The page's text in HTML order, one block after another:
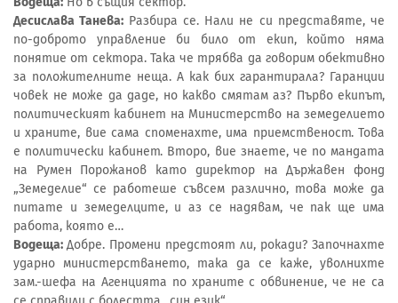
Десислава Танева: Разбира се. Нали не си представяте, че
по-доброто управление би било от екип, който няма
понятие от сектора. Така че трябва да говорим обективно
за положителните неща. А как бих гарантирала? Гаранции
човек не може да даде, но какво смятам аз? Първо екипът,
политическият кабинет на Министерство на земеделието
и храните, вие сама споменахте, има приемственост. Това
е политически кабинет. Второ, вие знаете, че по мандата
на Румен Порожанов като директор на Държавен фонд
„Земеделие“ се работеше съвсем различно, това може да
питате и земеделците, и аз се надявам, че пак ще има
работа, която е…
Водеща: Добре. Промени предстоят ли, рокади? Започнахте
ударно министерстването, така да се каже, уволнихте
зам.-шефа на Агенцията по храните с обвинение, че не са